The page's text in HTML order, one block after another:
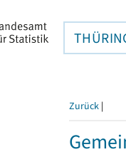
Zurück |